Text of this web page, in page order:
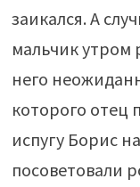
заикался. А
мальчик утром
него
которого отец
испугу Борис
посоветовали